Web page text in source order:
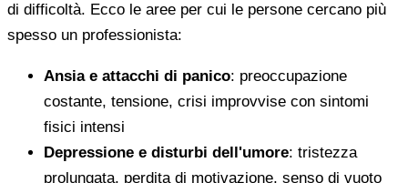
di difficoltà. Ecco le aree per cui le persone cercano più
spesso un professionista:
Ansia e attacchi di panico: preoccupazione
costante, tensione, crisi improvvise con sintomi
fisici intensi
Depressione e disturbi dell'umore: tristezza
prolungata, perdita di motivazione, senso di vuoto